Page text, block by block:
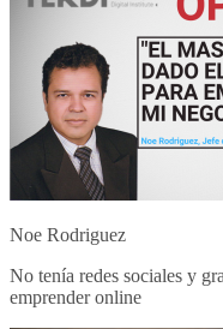
Noe Rodriguez
No tenía redes sociales y
emprender online